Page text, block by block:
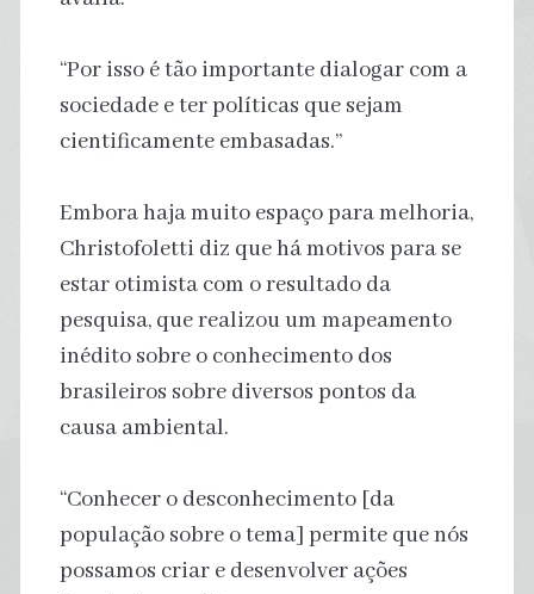
“Por isso é tão importante dialogar com a
sociedade e ter políticas que sejam
cientificamente embasadas.”
Embora haja muito espaço para melhoria,
Christofoletti diz que há motivos para se
estar otimista com o resultado da
pesquisa, que realizou um mapeamento
inédito sobre o conhecimento dos
brasileiros sobre diversos pontos da
causa ambiental.
“Conhecer o desconhecimento [da
população sobre o tema] permite que nós
possamos criar e desenvolver ações